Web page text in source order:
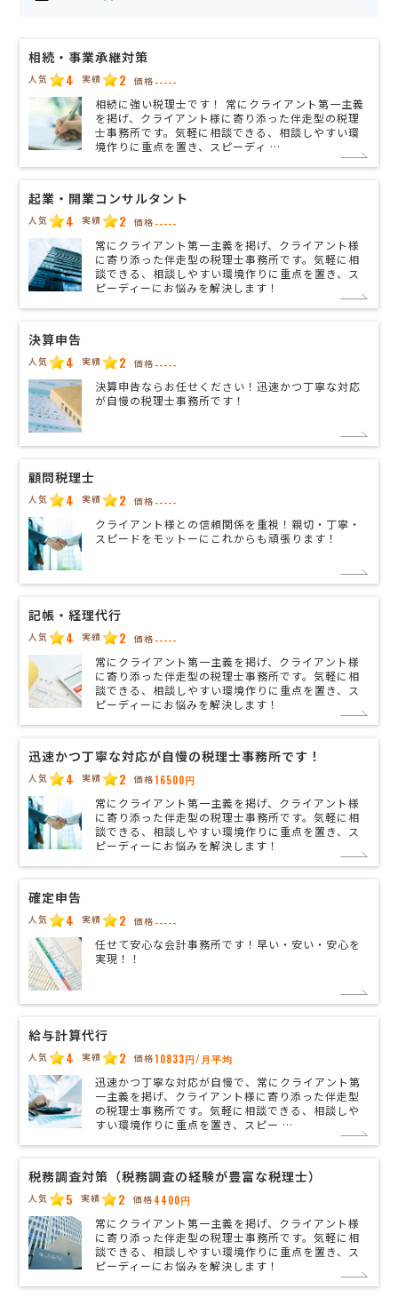
相続・事業承継対策
人気 4 実績 2 価格 -----
相続に強い税理士です！ 常にクライアント第一主義
を掲げ、クライアント様に寄り添った伴走型の税理
士事務所です。気軽に相談できる、相談しやすい環
境作りに重点を置き、スピーディ …
起業・開業コンサルタント
人気 4 実績 2 価格 -----
常にクライアント第一主義を掲げ、クライアント様
に寄り添った伴走型の税理士事務所です。気軽に相
談できる、相談しやすい環境作りに重点を置き、ス
ピーディーにお悩みを解決します！
決算申告
人気 4 実績 2 価格 -----
決算申告ならお任せください！迅速かつ丁寧な対応
が自慢の税理士事務所です！
顧問税理士
人気 4 実績 2 価格 -----
クライアント様との信頼関係を重視！親切・丁寧・
スピードをモットーにこれからも頑張ります！
記帳・経理代行
人気 4 実績 2 価格 -----
常にクライアント第一主義を掲げ、クライアント様
に寄り添った伴走型の税理士事務所です。気軽に相
談できる、相談しやすい環境作りに重点を置き、ス
ピーディーにお悩みを解決します！
迅速かつ丁寧な対応が自慢の税理士事務所です！
人気 4 実績 2 価格16500円
常にクライアント第一主義を掲げ、クライアント様
に寄り添った伴走型の税理士事務所です。気軽に相
談できる、相談しやすい環境作りに重点を置き、ス
ピーディーにお悩みを解決します！
確定申告
人気 4 実績 2 価格 -----
任せて安心な会計事務所です！早い・安い・安心を
実現！！
給与計算代行
人気 4 実績 2 価格10833円/月平均
迅速かつ丁寧な対応が自慢で、常にクライアント第
一主義を掲げ、クライアント様に寄り添った伴走型
の税理士事務所です。気軽に相談できる、相談しや
すい環境作りに重点を置き、スピー …
税務調査対策（税務調査の経験が豊富な税理士）
人気 5 実績 2 価格 4400円
常にクライアント第一主義を掲げ、クライアント様
に寄り添った伴走型の税理士事務所です。気軽に相
談できる、相談しやすい環境作りに重点を置き、ス
ピーディーにお悩みを解決します！